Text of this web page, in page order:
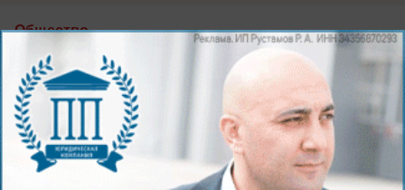
Общество
Гороскоп на 9 августа: Овнов ждёт
неожиданное признание, а Тельцов —
денежный сюрприз
Звезды шепчут